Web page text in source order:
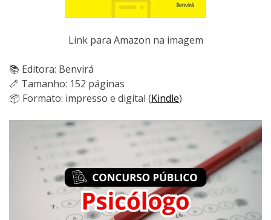
Link para Amazon na imagem
📚 Editora: Benvirá
📏 Tamanho: 152 páginas
📦 Formato: impresso e digital (Kindle)